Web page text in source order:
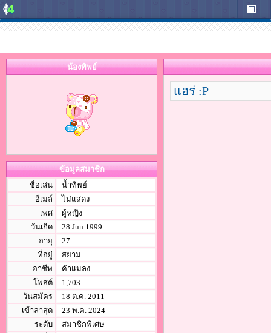
น้องทิพย์
ข้อมูลสมาชิก
ชื่อเล่น
น้ำทิพย์
อีเมล์
ไม่แสดง
เพศ
ผู้หญิง
วันเกิด
28 Jun 1999
อายุ
27
ที่อยู่
สยาม
อาชีพ
ค้าแมลง
โพสต์
1,703
วันสมัคร
18 ต.ค. 2011
เข้าล่าสุด
23 พ.ค. 2024
ระดับ
สมาชิกพิเศษ
แฮร่ :P